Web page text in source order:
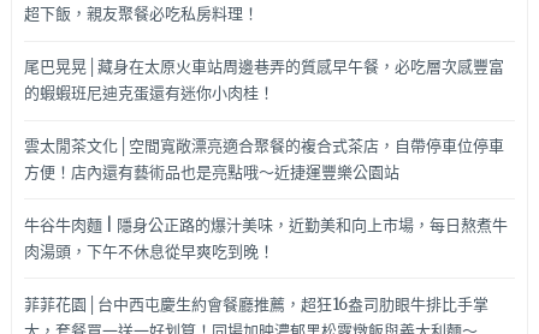
超下飯，親友聚餐必吃私房料理！
尾巴晃晃│藏身在太原火車站周邊巷弄的質感早午餐，必吃層次感豐富
的蝦蝦班尼迪克蛋還有迷你小肉桂！
雲太閒茶文化│空間寬敞漂亮適合聚餐的複合式茶店，自帶停車位停車
方便！店內還有藝術品也是亮點哦～近捷運豐樂公園站
牛谷牛肉麵 | 隱身公正路的爆汁美味，近勤美和向上市場，每日熬煮牛
肉湯頭，下午不休息從早爽吃到晚！
菲菲花園│台中西屯慶生約會餐廳推薦，超狂16盎司肋眼牛排比手掌